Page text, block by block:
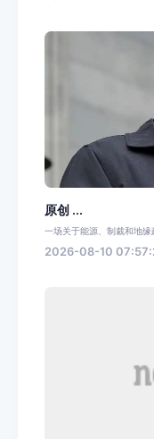
原创 ...
一场关于能源、制裁和地
2026-08-10